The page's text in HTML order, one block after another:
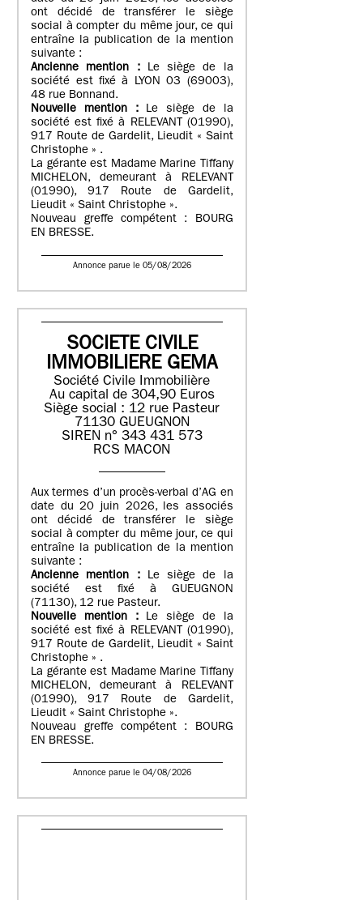
ont décidé de transférer le siège
social à compter du même jour, ce qui
entraîne la publication de la mention
suivante :
Ancienne mention : Le siège de la
société est fixé à LYON 03 (69003),
48 rue Bonnand.
Nouvelle mention :
Le siège de la
société est fixé à RELEVANT (01990),
917 Route de Gardelit, Lieudit « Saint
Christophe » .
La gérante est Madame Marine Tiffany
MICHELON, demeurant à RELEVANT
(01990), 917 Route de Gardelit,
Lieudit « Saint Christophe ».
Nouveau greffe compétent : BOURG
EN BRESSE.
Annonce parue le 05/08/2026
SOCIETE CIVILE
IMMOBILIERE GEMA
Société Civile Immobilière
Au capital de 304,90 Euros
Siège social : 12 rue Pasteur
71130 GUEUGNON
SIREN n° 343 431 573
RCS MACON
Aux termes d’un procès-verbal d’AG en
date du 20 juin 2026, les associés
ont décidé de transférer le siège
social à compter du même jour, ce qui
entraîne la publication de la mention
suivante :
Ancienne mention : Le siège de la
société est fixé à GUEUGNON
(71130), 12 rue Pasteur.
Nouvelle mention : Le siège de la
société est fixé à RELEVANT (01990),
917 Route de Gardelit, Lieudit « Saint
Christophe » .
La gérante est Madame Marine Tiffany
MICHELON, demeurant à RELEVANT
(01990), 917 Route de Gardelit,
Lieudit « Saint Christophe ».
Nouveau greffe compétent : BOURG
EN BRESSE.
Annonce parue le 04/08/2026